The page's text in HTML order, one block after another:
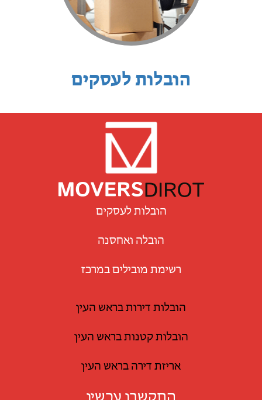
הובלות לעסקים
הובלות לעסקים
הובלה ואחסנה
רשימת מובילים במרכז
הובלות דירות בראש העין
הובלות קטנות בראש העין
אריזת דירה בראש העין